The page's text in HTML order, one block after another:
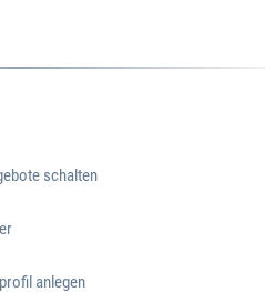
schalten
anlegen